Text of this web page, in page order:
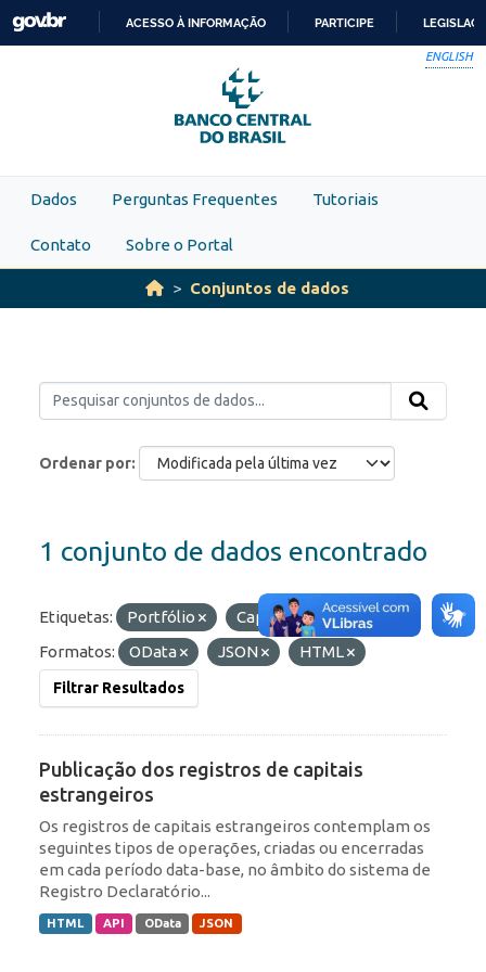
Skip to main content
PARA
O
CONTEÚDO
ACESSO À INFORMAÇÃO PARTICIPE
ENGLISH
Dados Perguntas Frequentes Tutoriais
Contato Sobre o Portal
Conjuntos de dados
Ordenar por
1 conjunto de dados encontrado
Etiquetas: Portfólio
Capitais Estrangeiros
Formatos:
OData JSON HTML
Filtrar Resultados
Publicação dos registros de capitais
estrangeiros
Os registros de capitais estrangeiros contemplam os
seguintes tipos de operações, criadas ou encerradas
em cada período data-base, no âmbito do sistema de
Registro Declaratório...
HTML API OData JSON